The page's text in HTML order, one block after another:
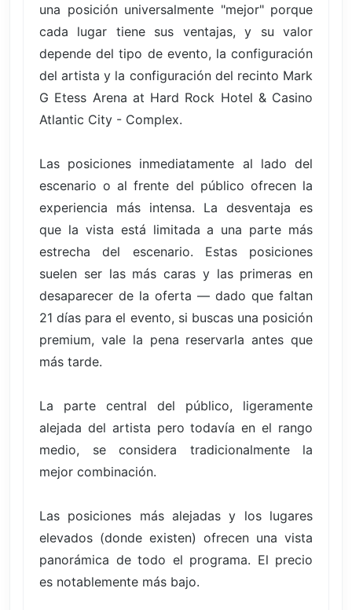
una posición universalmente "mejor" porque
cada lugar tiene sus ventajas, y su valor
depende del tipo de evento, la configuración
del artista y la configuración del recinto Mark
G Etess Arena at Hard Rock Hotel & Casino
Atlantic City - Complex.
Las posiciones inmediatamente al lado del
escenario o al frente del público ofrecen la
experiencia más intensa. La desventaja es
que la vista está limitada a una parte más
estrecha del escenario. Estas posiciones
suelen ser las más caras y las primeras en
desaparecer de la oferta — dado que faltan
21 días para el evento, si buscas una posición
premium, vale la pena reservarla antes que
más tarde.
La parte central del público, ligeramente
alejada del artista pero todavía en el rango
medio, se considera tradicionalmente la
mejor combinación.
Las posiciones más alejadas y los lugares
elevados (donde existen) ofrecen una vista
panorámica de todo el programa. El precio
es notablemente más bajo.